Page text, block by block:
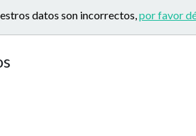
datos son incorrectos,por favor